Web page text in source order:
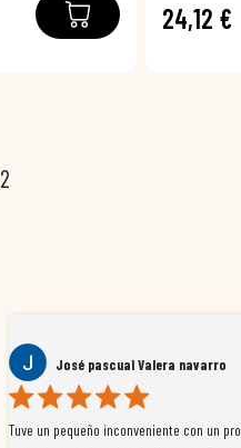
24,12 €
2
José pascual Valera navarro
Tuve un pequeño inconveniente con un